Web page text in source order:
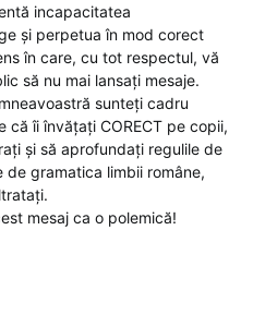
incapacitatea
și perpetua în mod corect
în care, cu tot respectul, vă
să nu mai lansați mesaje.
sunteți cadru
îi învățați CORECT pe copii,
și să aprofundați regulile de
de gramatica limbii române,
mesaj ca o polemică!